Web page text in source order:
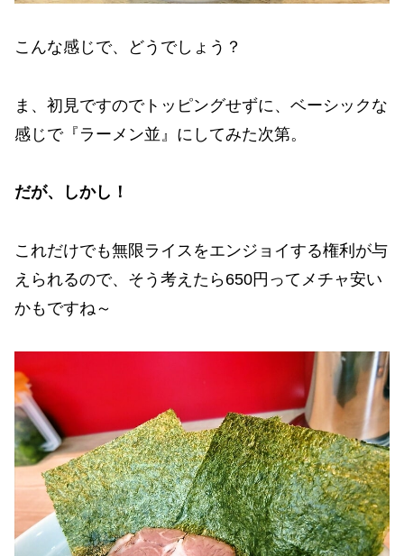
こんな感じで、どうでしょう？
ま、初見ですのでトッピングせずに、ベーシックな
感じで『ラーメン並』にしてみた次第。
だが、しかし！
これだけでも無限ライスをエンジョイする権利が与
えられるので、そう考えたら650円ってメチャ安い
かもですね～